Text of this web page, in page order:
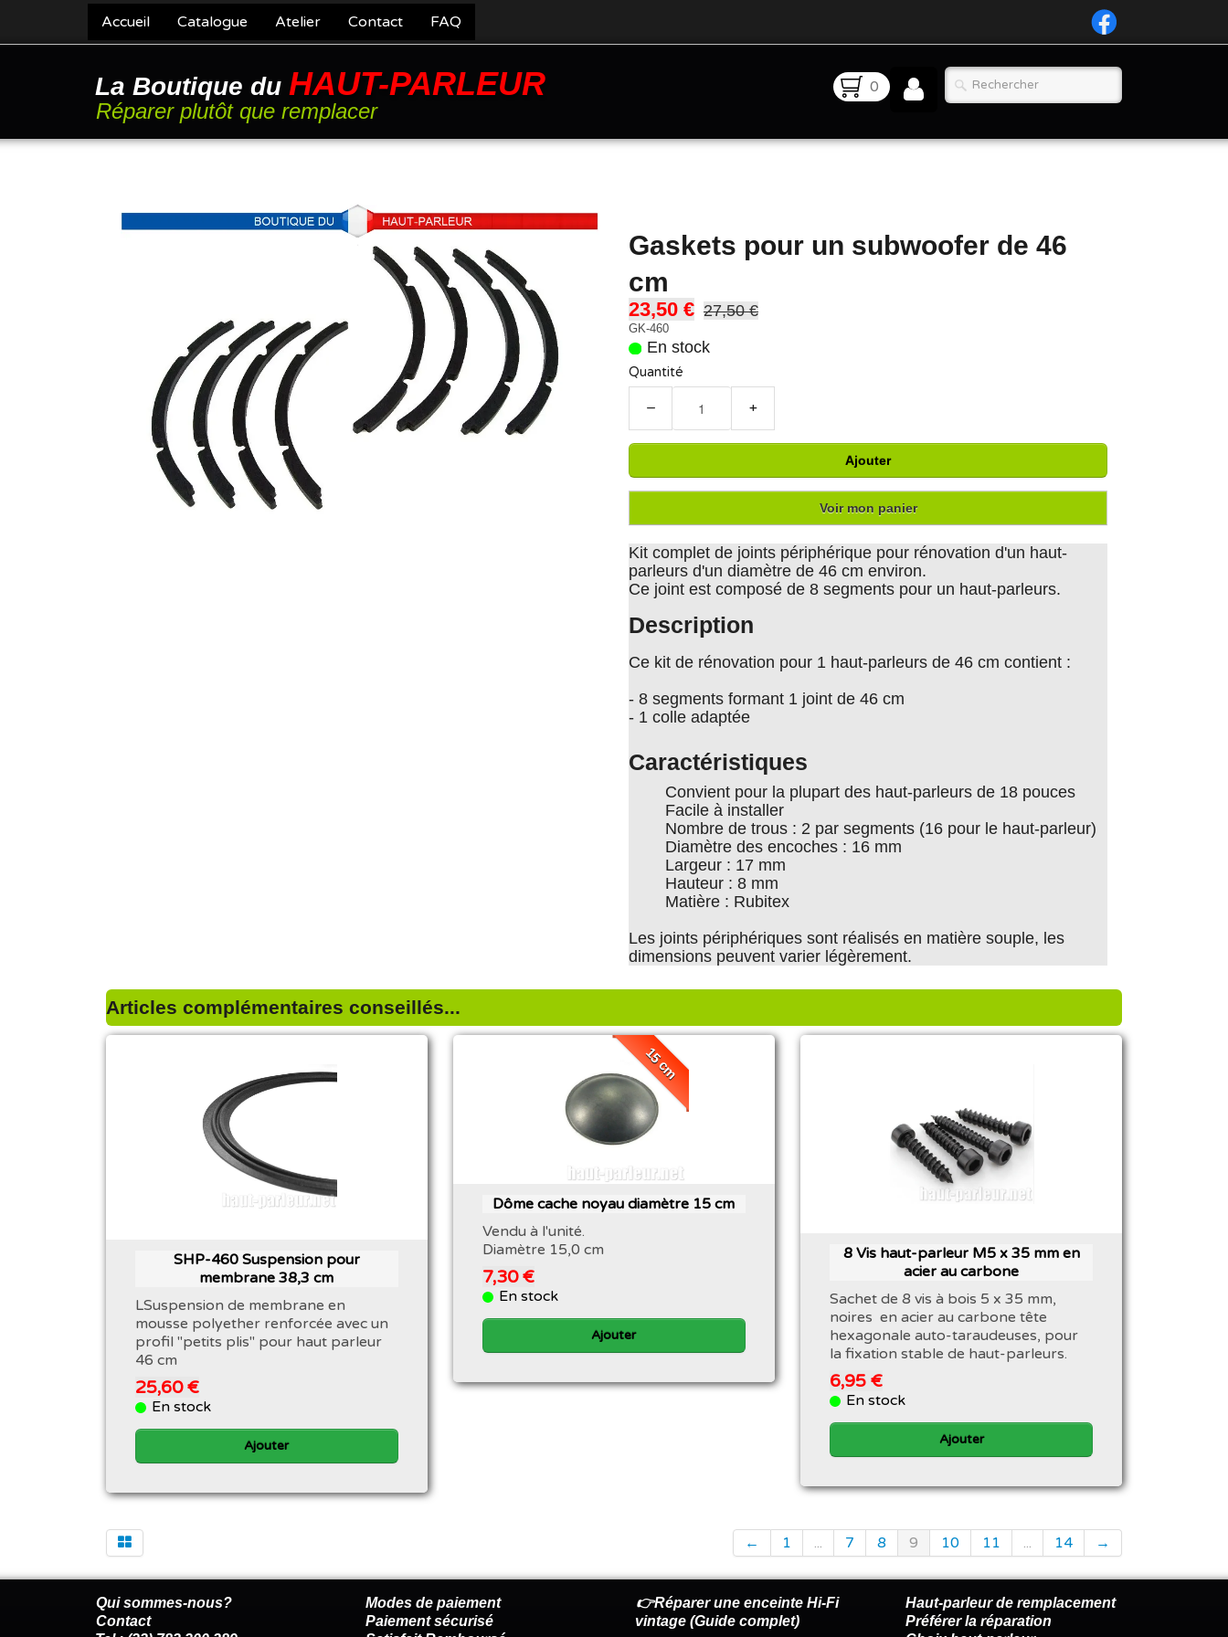
Accueil Catalogue Atelier Contact FAQ
La Boutique du HAUT-PARLEUR
Réparer plutôt que remplacer
0
Gaskets pour un subwoofer de 46
cm
23,50 € 27,50 €
GK-460
En stock
Quantité
− +
Ajouter
Voir mon panier
Kit complet de joints périphérique pour rénovation d'un haut-
parleurs d'un diamètre de 46 cm environ.
Ce joint est composé de 8 segments pour un haut-parleurs.
Description
Ce kit de rénovation pour 1 haut-parleurs de 46 cm contient :
- 8 segments formant 1 joint de 46 cm
- 1 colle adaptée
Caractéristiques
Convient pour la plupart des haut-parleurs de 18 pouces
Facile à installer
Nombre de trous : 2 par segments (16 pour le haut-parleur)
Diamètre des encoches : 16 mm
Largeur : 17 mm
Hauteur : 8 mm
Matière : Rubitex
Les joints périphériques sont réalisés en matière souple, les
dimensions peuvent varier légèrement.
Articles complémentaires conseillés...
SHP-460 Suspension pour
membrane 38,3 cm
LSuspension de membrane en
mousse polyether renforcée avec un
profil "petits plis" pour haut parleur
46 cm
25,60 €
En stock
Ajouter
15 cm
Dôme cache noyau diamètre 15 cm
Vendu à l'unité.
Diamètre 15,0 cm
7,30 €
En stock
Ajouter
8 Vis haut-parleur ​M5 x 35 mm en
acier au carbone
Sachet de 8 vis à bois 5 x 35 mm,
noires en acier au carbone tête
hexagonale auto-taraudeuses, pour
la fixation stable de haut-parleurs.
6,95 €
En stock
Ajouter
← 1 ... 7 8 9 10 11 ... 14 →
Qui sommes-nous?
Contact
Modes de paiement
Paiement sécurisé
👉Réparer une enceinte Hi-Fi
vintage (Guide complet)
Haut-parleur de remplacement
Préférer la réparation